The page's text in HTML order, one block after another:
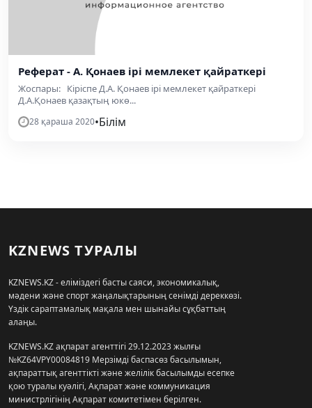
Реферат - А. Қонаев ірі мемлекет қайраткері
Жоспары: Кіріспе Д.А. Қонаев ірі мемлекет қайраткері
Д.А.Қонаев қазақтың юкө...
28 қараша 2020•Білім
KZNEWS ТУРАЛЫ
KZNEWS.KZ - еліміздегі басты саяси, экономикалық,
мәдени және спорт жаңалықтарының сенімді дереккөзі.
Үздік сараптамалық мақала мен шынайы сұқбаттың
алаңы.
KZNEWS.KZ ақпарат агенттігі 29.12.2023 жылғы
№KZ64VPY00084819 Мерзімді баспасөз басылымын,
ақпараттық агенттікті және желілік басылымды есепке
қою туралы куәлігі, Ақпарат және коммуникация
министрлігінің Ақпарат комитетімен берілген.